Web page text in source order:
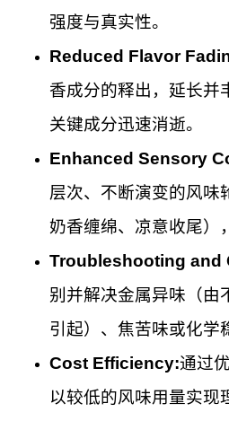
强度与真实性。
Reduced Flavor
香成分的释出，延长并
关键成分迅速消逝。
Enhanced Sensory
层次、不断演变的风味
奶香缠绵、凉意收尾）
Troubleshooting and
别并解决金属异味（由
引起）、焦苦味或化学
Cost Efficiency:通过
以较低的风味用量实现